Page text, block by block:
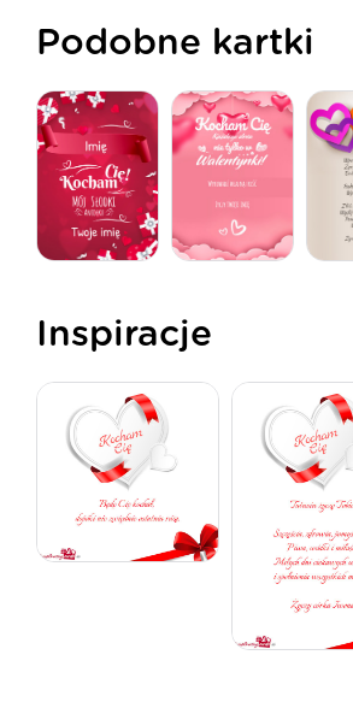
Podobne kartki
Inspiracje